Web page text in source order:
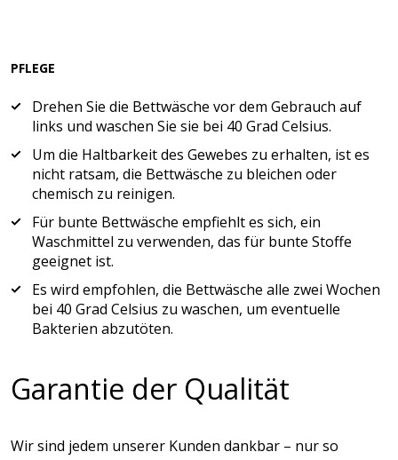
PFLEGE
Drehen Sie die Bettwäsche vor dem Gebrauch auf
links und waschen Sie sie bei 40 Grad Celsius.
Um die Haltbarkeit des Gewebes zu erhalten, ist es
nicht ratsam, die Bettwäsche zu bleichen oder
chemisch zu reinigen.
Für bunte Bettwäsche empfiehlt es sich, ein
Waschmittel zu verwenden, das für bunte Stoffe
geeignet ist.
Es wird empfohlen, die Bettwäsche alle zwei Wochen
bei 40 Grad Celsius zu waschen, um eventuelle
Bakterien abzutöten.
Garantie der Qualität
Wir sind jedem unserer Kunden dankbar – nur so